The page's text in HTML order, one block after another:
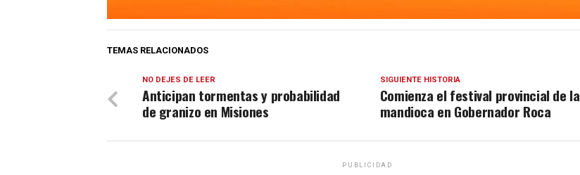
TEMAS RELACIONADOS
SIGUIENTE HISTORIA
Comienza el festival provincial de la
mandioca en Gobernador Roca
NO DEJES DE LEER
Anticipan tormentas y probabilidad
de granizo en Misiones
PUBLICIDAD